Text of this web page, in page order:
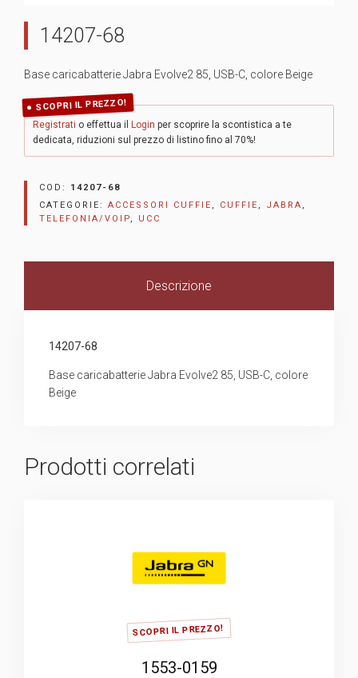
14207-68
Base caricabatterie Jabra Evolve2 85, USB-C, colore Beige
SCOPRI IL PREZZO!
Registrati o effettua il Login per scoprire la scontistica a te
dedicata, riduzioni sul prezzo di listino fino al 70%!
COD: 14207-68
CATEGORIE: ACCESSORI CUFFIE , CUFFIE , JABRA ,
TELEFONIA/VOIP, UCC
Descrizione
14207-68
Base caricabatterie Jabra Evolve2 85, USB-C, colore
Beige
Prodotti correlati
SCOPRI IL PREZZO!
1553-0159